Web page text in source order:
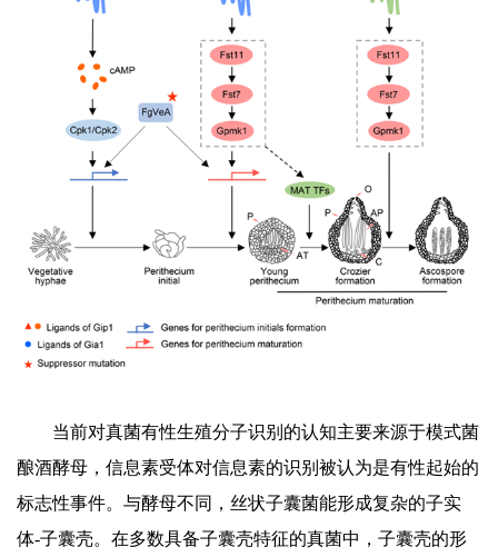
当前对真菌有性生殖分子识别的认知主要来源于模式菌
酿酒酵母，信息素受体对信息素的识别被认为是有性起始的
标志性事件。与酵母不同，丝状子囊菌能形成复杂的子实
体-子囊壳。在多数具备子囊壳特征的真菌中，子囊壳的形